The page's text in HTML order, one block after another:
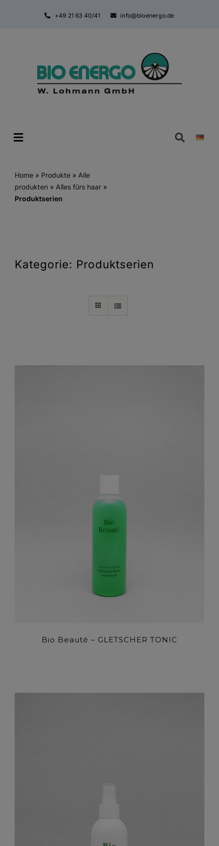
+49 21 63 40/41 info@bioenergo.de
Toggle
Home» Produkte» Alle
produkten » Alles fürs haar»
Produktserien
Kategorie: Produktserien
Bio Beauté – GLETSCHER TONIC